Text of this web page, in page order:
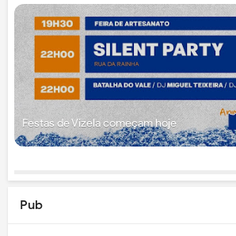
Festas de Vizela começam hoje
Pub